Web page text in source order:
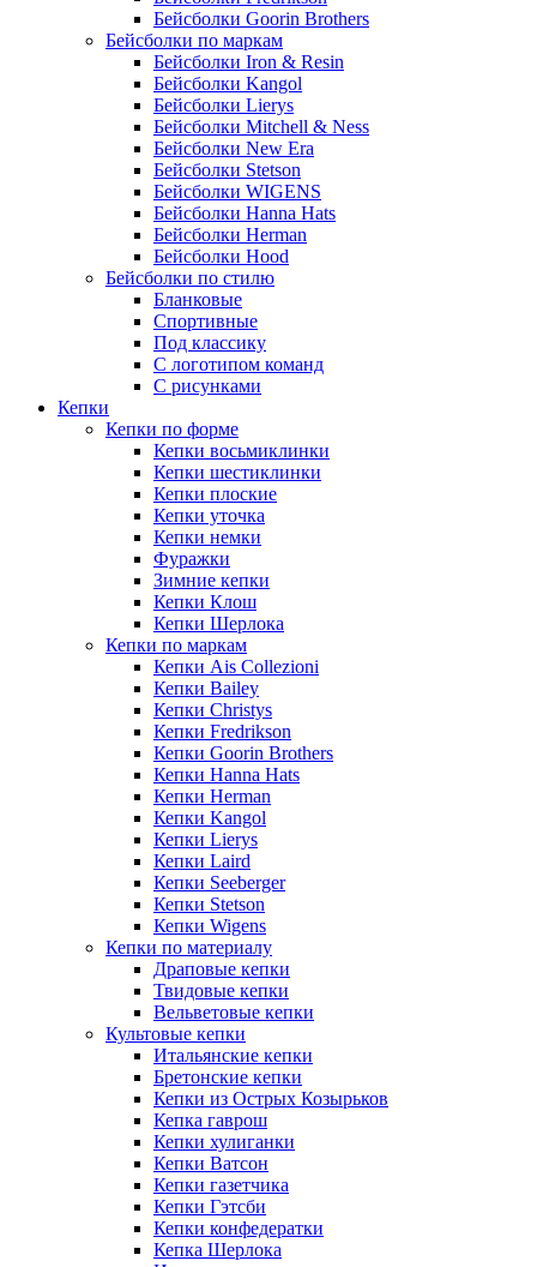
Бейсболки Goorin Brothers
Бейсболки по маркам
Бейсболки Iron & Resin
Бейсболки Kangol
Бейсболки Lierys
Бейсболки Mitchell & Ness
Бейсболки New Era
Бейсболки Stetson
Бейсболки WIGENS
Бейсболки Hanna Hats
Бейсболки Herman
Бейсболки Hood
Бейсболки по стилю
Бланковые
Спортивные
Под классику
С логотипом команд
С рисунками
Кепки
Кепки по форме
Кепки восьмиклинки
Кепки шестиклинки
Кепки плоские
Кепки уточка
Кепки немки
Фуражки
Зимние кепки
Кепки Клош
Кепки Шерлока
Кепки по маркам
Кепки Ais Collezioni
Кепки Bailey
Кепки Christys
Кепки Fredrikson
Кепки Goorin Brothers
Кепки Hanna Hats
Кепки Herman
Кепки Kangol
Кепки Lierys
Кепки Laird
Кепки Seeberger
Кепки Stetson
Кепки Wigens
Кепки по материалу
Драповые кепки
Твидовые кепки
Вельветовые кепки
Культовые кепки
Итальянские кепки
Бретонские кепки
Кепки из Острых Козырьков
Кепка гаврош
Кепки хулиганки
Кепки Ватсон
Кепки газетчика
Кепки Гэтсби
Кепки конфедератки
Кепка Шерлока